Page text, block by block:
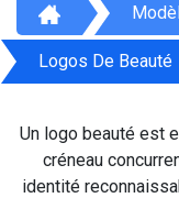
Logos De Beauté
Un logo beauté est
créneau
identité